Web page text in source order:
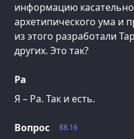
информацию
архетипического ума и
из этого разработали
других. Это так?
Ра
Я – Ра. Так и есть.
88.16
Вопрос